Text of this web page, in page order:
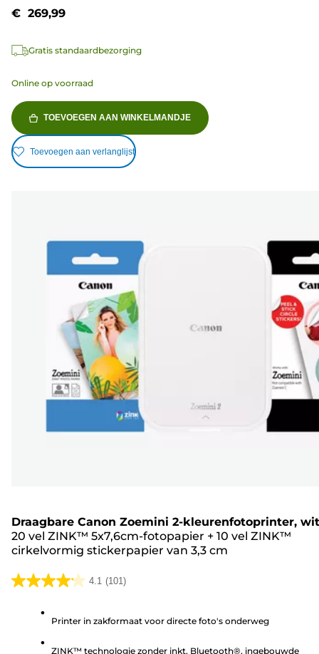
€ 269,99
Gratis standaardbezorging
Online op voorraad
TOEVOEGEN AAN WINKELMANDJE
Toevoegen aan verlanglijst
Draagbare Canon Zoemini 2-kleurenfotoprinter, wit
20 vel ZINK™ 5x7,6cm-fotopapier + 10 vel ZINK™
cirkelvormig stickerpapier van 3,3 cm
4.1 (101)
4.1
Printer in zakformaat voor directe foto's onderweg
ZINK™ technologie zonder inkt, Bluetooth®, ingebouwde